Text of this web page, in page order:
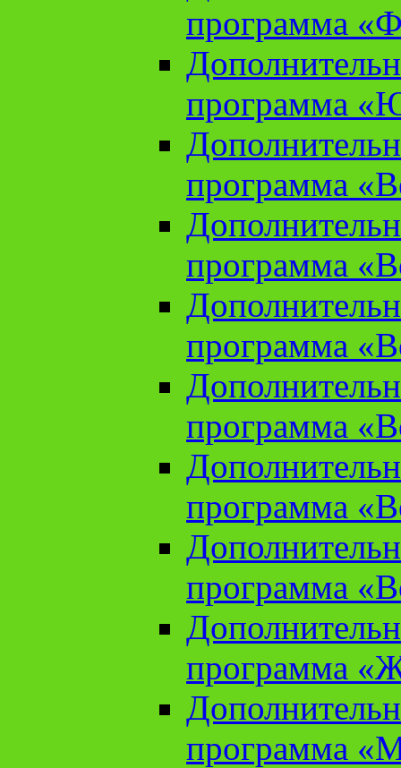
программа
программа
программа
программа
программа
программа
программа
программа
программа
программа